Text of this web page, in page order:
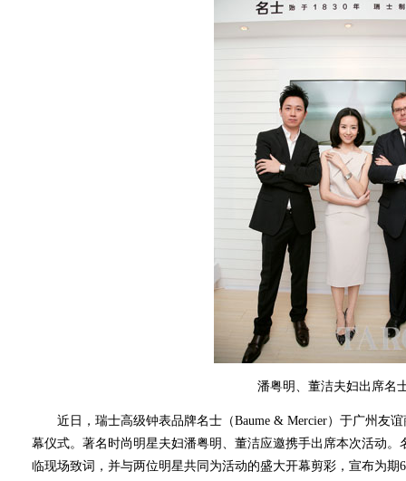
潘粤明、董洁夫妇出席名
近日，瑞士高级钟表品牌名士（Baume & Mercier）于广州友
幕仪式。著名时尚明星夫妇潘粤明、董洁应邀携手出席本次活动。
临现场致词，并与两位明星共同为活动的盛大开幕剪彩，宣布为